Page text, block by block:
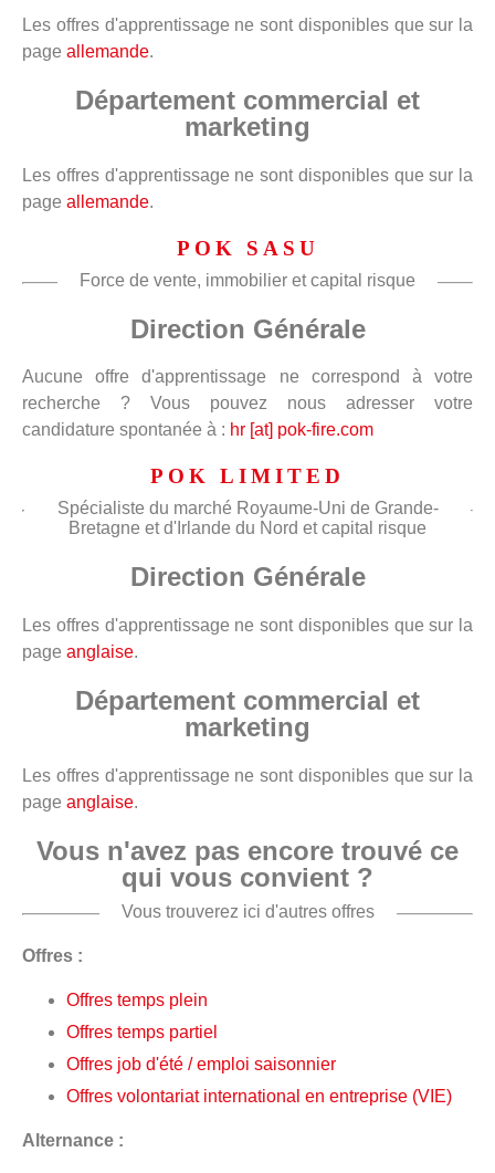
Les offres d'apprentissage ne sont disponibles que sur la
page allemande.
Département commercial et
marketing
Les offres d'apprentissage ne sont disponibles que sur la
page allemande.
POK SASU
Force de vente, immobilier et capital risque
Direction Générale
Aucune offre d'apprentissage ne correspond à votre
recherche ? Vous pouvez nous adresser votre
candidature spontanée à : hr [at] pok-fire.com
POK LIMITED
Spécialiste du marché Royaume-Uni de Grande-
Bretagne et d'Irlande du Nord et capital risque
Direction Générale
Les offres d'apprentissage ne sont disponibles que sur la
page anglaise.
Département commercial et
marketing
Les offres d'apprentissage ne sont disponibles que sur la
page anglaise.
Vous n'avez pas encore trouvé ce
qui vous convient ?
Vous trouverez ici d'autres offres
Offres :
Offres temps plein
Offres temps partiel
Offres job d'été / emploi saisonnier
Offres volontariat international en entreprise (VIE)
Alternance :